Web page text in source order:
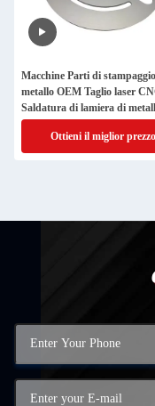
Macchine Parti di
metallo OEM Taglio laser
Saldatura di lamiera di
Punch
Ottieni il miglior prezzo